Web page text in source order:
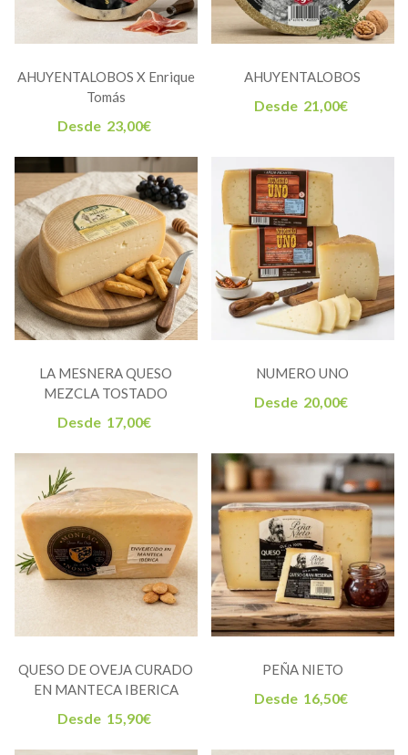
AHUYENTALOBOS X Enrique
Tomás
Desde 23,00€
AHUYENTALOBOS
Desde 21,00€
LA MESNERA QUESO
MEZCLA TOSTADO
Desde 17,00€
NUMERO UNO
Desde 20,00€
QUESO DE OVEJA CURADO
EN MANTECA IBERICA
Desde 15,90€
PEÑA NIETO
Desde 16,50€